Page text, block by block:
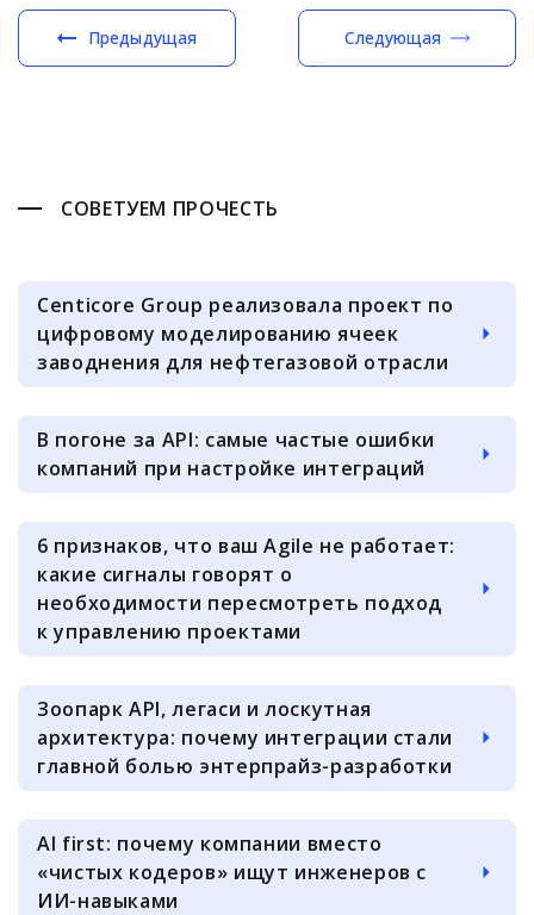
Предыдущая Следующая
СОВЕТУЕМ ПРОЧЕСТЬ
Centicore Group реализовала проект по
цифровому моделированию ячеек
заводнения для нефтегазовой отрасли
В погоне за API: самые частые ошибки
компаний при настройке интеграций
6 признаков, что ваш Agile не работает:
какие сигналы говорят о
необходимости пересмотреть подход
к управлению проектами
Зоопарк API, легаси и лоскутная
архитектура: почему интеграции стали
главной болью энтерпрайз-разработки
AI first: почему компании вместо
«чистых кодеров» ищут инженеров с
ИИ-навыками